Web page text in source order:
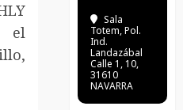
el
Sala
Totem, Pol.
Ind.
Landazábal
Calle 1, 10,
31610
NAVARRA